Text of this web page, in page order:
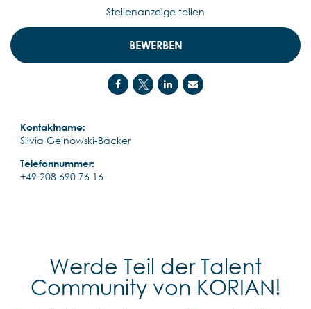
BEWERBEN
Kontaktname:
Silvia Geinowski-Bäcker
Telefonnummer:
+49 208 690 76 16
Stellenanzeige teilen
Werde Teil der Talent
Community von KORIAN!